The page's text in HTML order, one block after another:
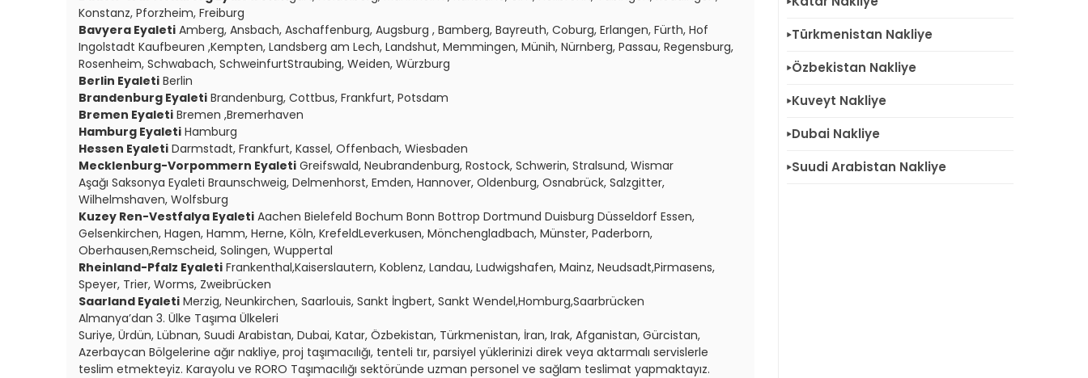
Konstanz, Pforzheim, Freiburg
Bavyera Eyaleti Amberg, Ansbach, Aschaffenburg, Augsburg , Bamberg, Bayreuth, Coburg, Erlangen, Fürth, Hof
Ingolstadt Kaufbeuren ,Kempten, Landsberg am Lech, Landshut, Memmingen, Münih, Nürnberg, Passau, Regensburg,
Rosenheim, Schwabach, SchweinfurtStraubing, Weiden, Würzburg
Berlin Eyaleti Berlin
Brandenburg Eyaleti Brandenburg, Cottbus, Frankfurt, Potsdam
Bremen Eyaleti Bremen ,Bremerhaven
Hamburg Eyaleti Hamburg
Hessen Eyaleti Darmstadt, Frankfurt, Kassel, Offenbach, Wiesbaden
Mecklenburg-Vorpommern Eyaleti Greifswald, Neubrandenburg, Rostock, Schwerin, Stralsund, Wismar
Aşağı Saksonya Eyaleti Braunschweig, Delmenhorst, Emden, Hannover, Oldenburg, Osnabrück, Salzgitter,
Wilhelmshaven, Wolfsburg
Kuzey Ren-Vestfalya Eyaleti Aachen Bielefeld Bochum Bonn Bottrop Dortmund Duisburg Düsseldorf Essen,
Gelsenkirchen, Hagen, Hamm, Herne, Köln, KrefeldLeverkusen, Mönchengladbach, Münster, Paderborn,
Oberhausen,Remscheid, Solingen, Wuppertal
Rheinland-Pfalz Eyaleti Frankenthal,Kaiserslautern, Koblenz, Landau, Ludwigshafen, Mainz, Neudsadt,Pirmasens,
Speyer, Trier, Worms, Zweibrücken
Saarland Eyaleti Merzig, Neunkirchen, Saarlouis, Sankt İngbert, Sankt Wendel,Homburg,Saarbrücken
Almanya’dan 3. Ülke Taşıma Ülkeleri
Suriye, Ürdün, Lübnan, Suudi Arabistan, Dubai, Katar, Özbekistan, Türkmenistan, İran, Irak, Afganistan, Gürcistan,
Azerbaycan Bölgelerine ağır nakliye, proj taşımacılığı, tenteli tır, parsiyel yüklerinizi direk veya aktarmalı servislerle
teslim etmekteyiz. Karayolu ve RORO Taşımacılığı sektöründe uzman personel ve sağlam teslimat yapmaktayız.
Türkmenistan Nakliye
Özbekistan Nakliye
Kuveyt Nakliye
Dubai Nakliye
Suudi Arabistan Nakliye